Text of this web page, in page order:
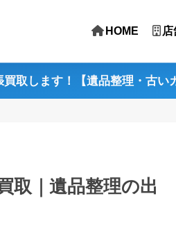
HOME
取します！【遺品整理・古い
取｜遺品整理の出